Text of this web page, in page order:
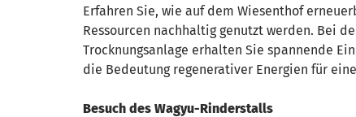
Erfahren Sie, wie auf dem Wiesenthof
Ressourcen nachhaltig genutzt werden. Bei
Trocknungsanlage erhalten Sie spannende
die Bedeutung regenerativer Energien für
Besuch des Wagyu-Rinderstalls